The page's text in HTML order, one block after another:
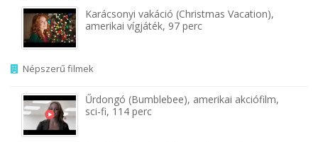
Karácsonyi vakáció (Christmas Vacation),
amerikai vígjáték, 97 perc
Népszerű filmek
Űrdongó (Bumblebee), amerikai akciófilm,
sci-fi, 114 perc